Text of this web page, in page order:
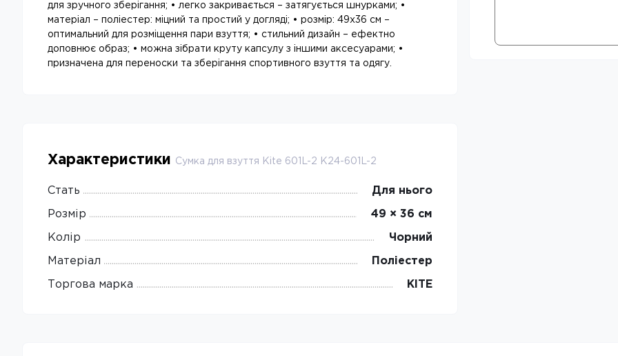
для зручного зберігання; • легко закривається – затягується шнурками; •
матеріал – поліестер: міцний та простий у догляді; • розмір: 49x36 см –
оптимальний для розміщення пари взуття; • стильний дизайн – ефектно
доповнює образ; • можна зібрати круту капсулу з іншими аксесуарами; •
призначена для переноски та зберігання спортивного взуття та одягу.
Характеристики Сумка для взуття Kite 601L-2 K24-601L-2
Стать Для нього
Розмір 49 × 36 см
Колір Чорний
Матеріал Поліестер
Торгова марка KITE